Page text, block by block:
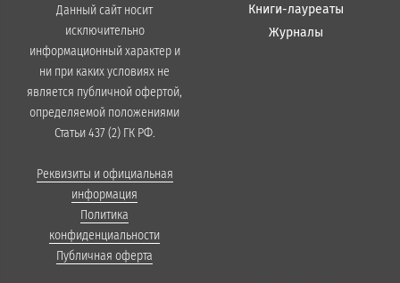
Данный сайт носит
исключительно
информационный характер и
ни при каких условиях не
является публичной офертой,
определяемой положениями
Статьи 437 (2) ГК РФ.
Реквизиты и официальная
информация
Политика
конфиденциальности
Публичная оферта
Книги-лауреаты
Журналы